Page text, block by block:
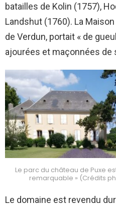
batailles de Kolin (1757),
Landshut (1760). La
de Verdun, portait « de
ajourées et maçonnées de
Le parc du château de Puxe
remarquable » (Crédits
Le domaine est revendu